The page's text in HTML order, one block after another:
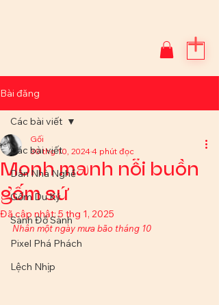
Bài đăng
Các bài viết
Dân Nhà Nghề
Gốm Du Ký
Sành Đồ Sành
Pixel Phá Phách
Lệch Nhịp
Các bài viết
Monh manh nỗi buồn
gốm sứ
Gối
30 thg 10, 20244 phút đọc
Đã cập nhật:5 thg 1, 2025
Nhân một ngày mưa bão tháng 10